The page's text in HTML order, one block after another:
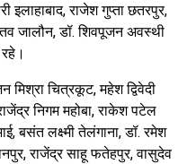
इलाहाबाद, राजेश गुप्ता छतरपुर,
जालौन, डॉ. शिवपूजन अवस्थी
मिश्रा चित्रकूट, महेश द्विवेदी
निगम महोबा, राकेश पटेल
बसंत लक्ष्मी तेलंगाना, डॉ. रमेश
राजेंद्र साहू फतेहपुर, वासुदेव